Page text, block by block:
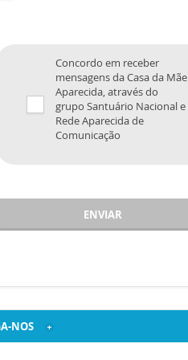
Concordo em receber
mensagens da Casa da Mãe
Aparecida, através do
grupo Santuário Nacional e
Rede Aparecida de
Comunicação
ENVIAR
NOS